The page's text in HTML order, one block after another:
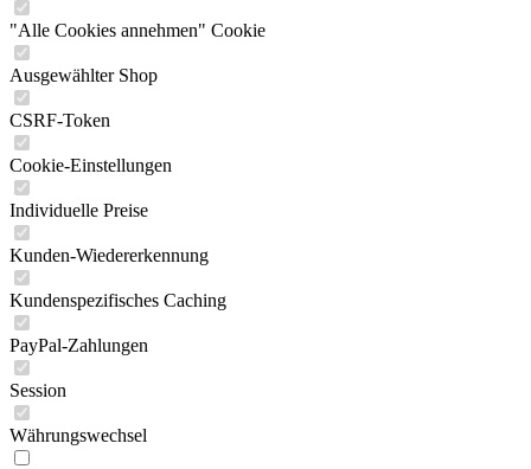
"Alle Cookies annehmen" Cookie
Ausgewählter Shop
CSRF-Token
Cookie-Einstellungen
Individuelle Preise
Kunden-Wiedererkennung
Kundenspezifisches Caching
PayPal-Zahlungen
Session
Währungswechsel